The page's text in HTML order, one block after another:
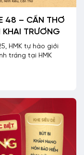
48 – CẦN THƠ
KHAI TRƯƠNG
HMK tự hào giới
tráng tại HMK